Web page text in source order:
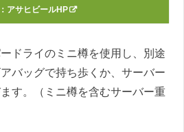
アサヒビールHP
ドライのミニ樽を使用し、別途
バッグで持ち歩くか、サーバー
す。（ミニ樽を含むサーバー重